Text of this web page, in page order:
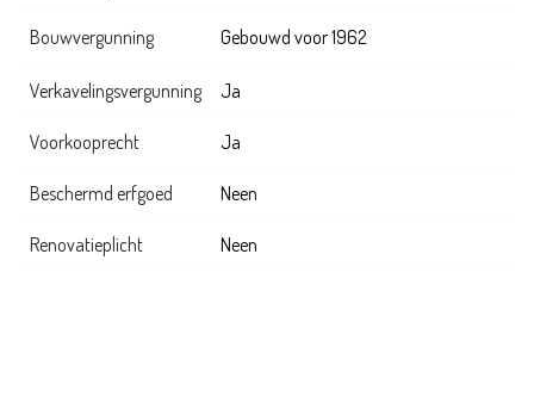
Bouwvergunning Gebouwd voor 1962
Verkavelingsvergunning Ja
Voorkooprecht Ja
Beschermd erfgoed Neen
Renovatieplicht Neen